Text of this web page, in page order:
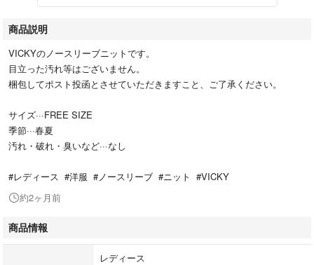
商品説明
VICKYのノースリーブニットです。
目立った汚れ等はございません。
梱包してポスト投函とさせていただきますこと、ご了承ください。
サイズ···FREE SIZE
季節···春夏
汚れ・破れ・臭いなど···なし
#レディース #洋服 #ノースリーブ #ニット #VICKY
約2ヶ月前
商品情報
レディース